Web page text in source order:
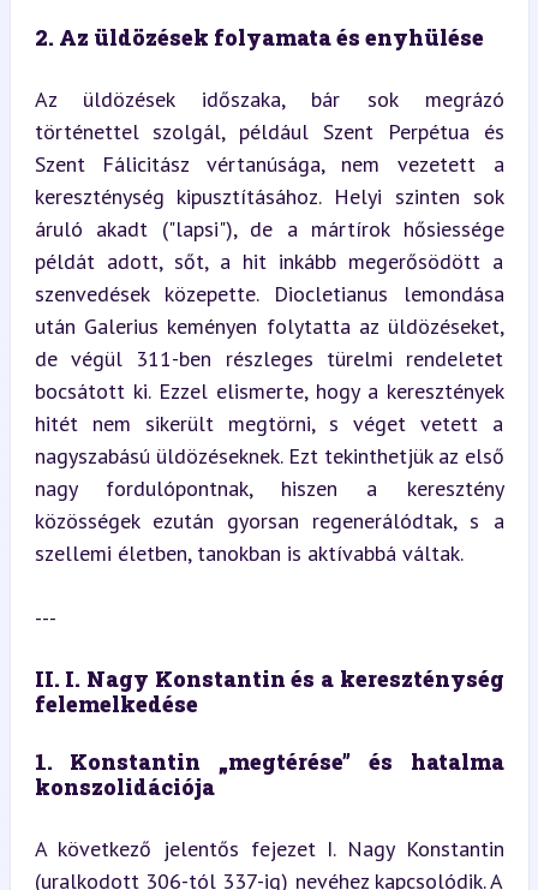
2. Az üldözések folyamata és enyhülése
Az üldözések időszaka, bár sok megrázó
történettel szolgál, például Szent Perpétua és
Szent Fálicitász vértanúsága, nem vezetett a
kereszténység kipusztításához. Helyi szinten sok
áruló akadt ("lapsi"), de a mártírok hősiessége
példát adott, sőt, a hit inkább megerősödött a
szenvedések közepette. Diocletianus lemondása
után Galerius keményen folytatta az üldözéseket,
de végül 311-ben részleges türelmi rendeletet
bocsátott ki. Ezzel elismerte, hogy a keresztények
hitét nem sikerült megtörni, s véget vetett a
nagyszabású üldözéseknek. Ezt tekinthetjük az első
nagy fordulópontnak, hiszen a keresztény
közösségek ezután gyorsan regenerálódtak, s a
szellemi életben, tanokban is aktívabbá váltak.
---
II. I. Nagy Konstantin és a kereszténység
felemelkedése
1. Konstantin „megtérése” és hatalma
konszolidációja
A következő jelentős fejezet I. Nagy Konstantin
(uralkodott 306-tól 337-ig) nevéhez kapcsolódik. A